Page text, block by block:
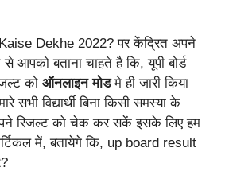
Dekhe 2022? पर केंद्रित अपने
आपको बताना चाहते है कि, यूपी बोर्ड
को ऑनलाइन मोडमे ही जारी किया
सभी विद्यार्थी बिना किसी समस्या के
रिजल्ट को चेक कर सकें इसके लिए हम
में, बतायेगे कि, up board result